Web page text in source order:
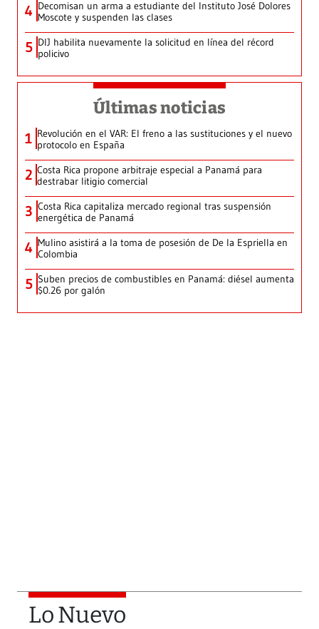
4 Decomisan un arma a estudiante del Instituto José Dolores
Moscote y suspenden las clases
5 DIJ habilita nuevamente la solicitud en línea del récord
policivo
Últimas noticias
1 Revolución en el VAR: El freno a las sustituciones y el nuevo
protocolo en España
2 Costa Rica propone arbitraje especial a Panamá para
destrabar litigio comercial
3 Costa Rica capitaliza mercado regional tras suspensión
energética de Panamá
4 Mulino asistirá a la toma de posesión de De la Espriella en
Colombia
5 Suben precios de combustibles en Panamá: diésel aumenta
$0.26 por galón
Lo Nuevo